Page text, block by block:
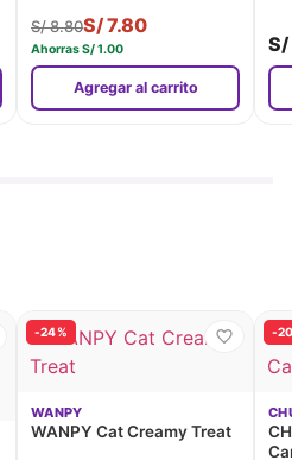
S/8.80S/7.80
AhorrasS/1.00
Agregar al carrito
S/
-24%
WANPY
WANPY Cat Creamy Treat
-